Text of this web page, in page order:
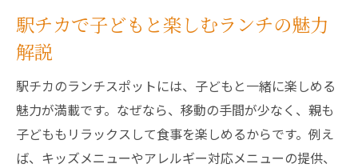
駅チカで子どもと楽しむランチの魅力
解説
駅チカのランチスポットには、子どもと一緒に楽しめる
魅力が満載です。なぜなら、移動の手間が少なく、親も
子どももリラックスして食事を楽しめるからです。例え
ば、キッズメニューやアレルギー対応メニューの提供、